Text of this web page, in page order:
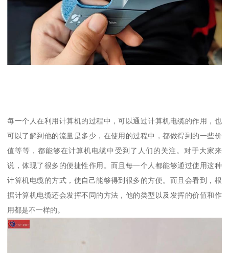
每一个人在利用计算机的过程中，可以通过计算机电缆的作用，也
可以了解到他的流量是多少，在使用的过程中，都做得到的一些价
值等等，都能够在计算机电缆中受到了人们的关注。对于大家来
说，体现了很多的便捷性作用。而且每一个人都能够通过使用这种
计算机电缆的方式，使自己能够得到很多的方便。而且会看到，根
据计算机电缆还会发挥不同的方法，他的类型以及发挥的价值和作
用都是不一样的。